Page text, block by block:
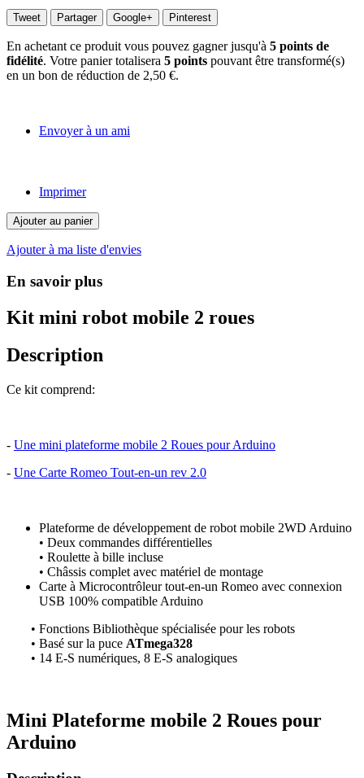
Tweet Partager Google+ Pinterest
En achetant ce produit vous pouvez gagner jusqu'à 5 points de
fidélité. Votre panier totalisera 5 points pouvant être transformé(s)
en un bon de réduction de 2,50 €.
Envoyer à un ami
Imprimer
Ajouter au panier
Ajouter à ma liste d'envies
En savoir plus
Kit mini robot mobile 2 roues
Description
Ce kit comprend:
- Une mini plateforme mobile 2 Roues pour Arduino
- Une Carte Romeo Tout-en-un rev 2.0
Plateforme de développement de robot mobile 2WD Arduino
• Deux commandes différentielles
• Roulette à bille incluse
• Châssis complet avec matériel de montage
Carte à Microcontrôleur tout-en-un Romeo avec connexion
USB 100% compatible Arduino
• Fonctions Bibliothèque spécialisée pour les robots
• Basé sur la puce ATmega328
• 14 E-S numériques, 8 E-S analogiques
Mini Plateforme mobile 2 Roues pour
Arduino